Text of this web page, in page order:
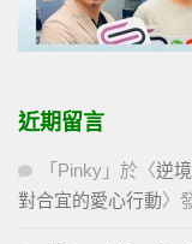
近期留言
「 Pinky 」於〈逆
對合宜的愛心行動〉